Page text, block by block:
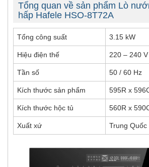
Tổng quan về sản phẩm Lò
hấp Hafele HSO-8T72A
Tổng công suất 3.15 kW
Hiệu điện thế 220 – 240 V
Tần số 50 / 60 Hz
Kích thước sản phẩm 595R x
Kích thước hộc tủ 560R x
Xuất xứ Trung Quốc